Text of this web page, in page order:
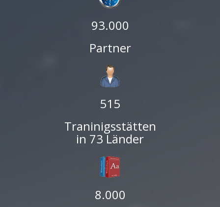
93.000
Partner
515
Traninigsstätten
in 73 Länder
8.000